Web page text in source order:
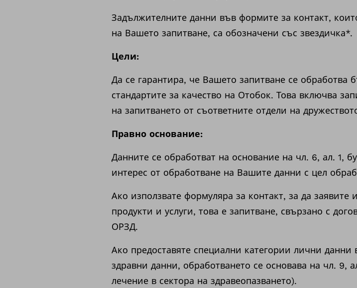
Задължителните данни във формите за контакт,
на Вашето запитване, са обозначени със звездичка*.
Цели:
Да се гарантира, че Вашето запитване се обработва
стандартите за качество на Отобок. Това включва
на запитването от съответните отдели на
Правно основание:
Данните се обработват на основание на чл. 6, ал. 1,
интерес от обработване на Вашите данни с цел
Ако използвате формуляра за контакт, за да заявите
продукти и услуги, това е запитване, свързано с
ОРЗД.
Ако предоставяте специални категории лични данни
здравни данни, обработването се основава на чл. 9,
лечение в сектора на здравеопазването).